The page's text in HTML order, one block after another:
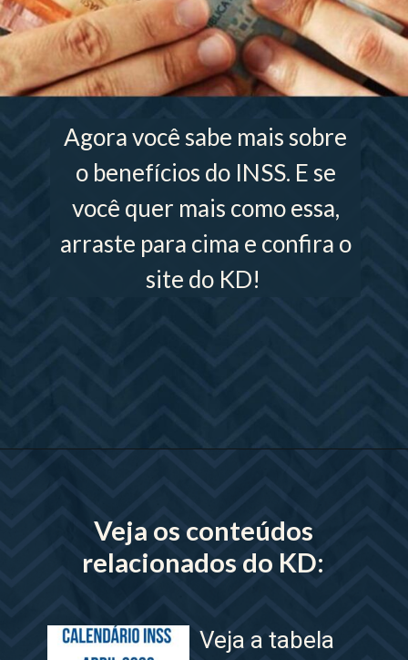
Agora você sabe mais sobre
o benefícios do INSS. E se
você quer mais como essa,
arraste para cima e confira o
site do KD!
Veja os conteúdos
relacionados do KD:
Veja a tabela